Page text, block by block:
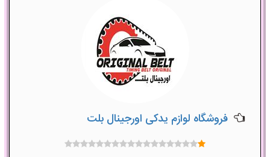
فروشگاه لوازم یدکی اورجینال بلت